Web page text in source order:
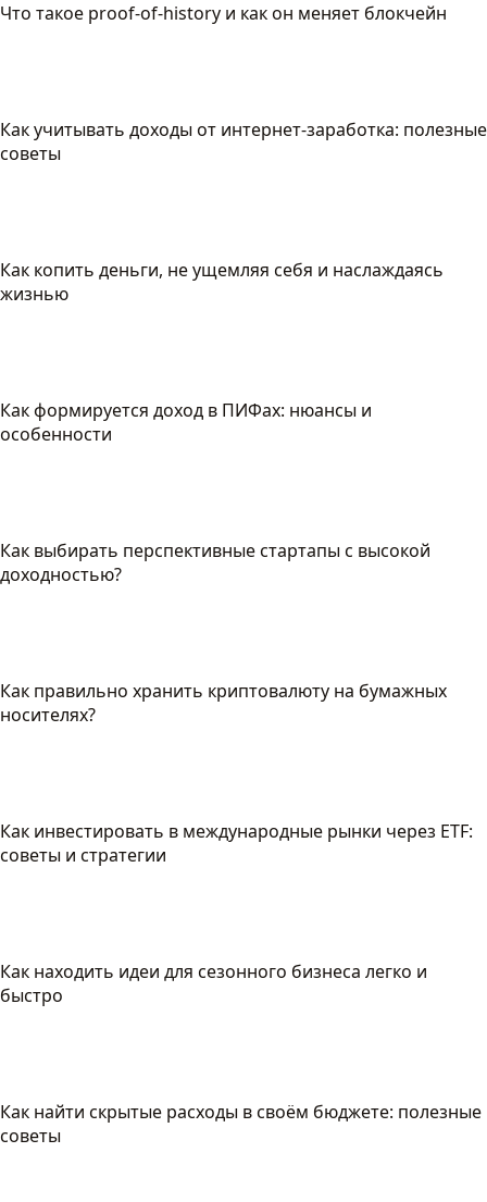
Что такое proof-of-history и как он меняет блокчейн
Как учитывать доходы от интернет-заработка: полезные
советы
Как копить деньги, не ущемляя себя и наслаждаясь
жизнью
Как формируется доход в ПИФах: нюансы и
особенности
Как выбирать перспективные стартапы с высокой
доходностью?
Как правильно хранить криптовалюту на бумажных
носителях?
Как инвестировать в международные рынки через ETF:
советы и стратегии
Как находить идеи для сезонного бизнеса легко и
быстро
Как найти скрытые расходы в своём бюджете: полезные
советы